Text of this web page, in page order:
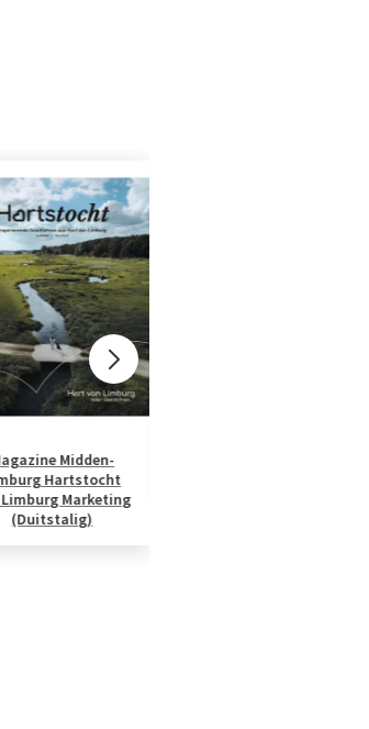
Midden-
Hartstocht
Marketing
(Duitstalig)